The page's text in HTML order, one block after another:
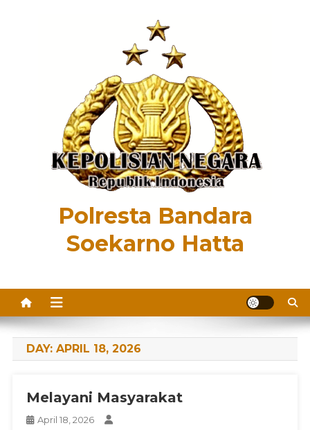
Polresta Bandara
Soekarno Hatta
DAY: APRIL 18, 2026
Melayani Masyarakat
April 18, 2026